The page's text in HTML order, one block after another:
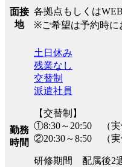
面接
地
各拠点もしくは
※ご希望は予約時に
勤務
時間
土日休み
残業なし
交替制
派遣社員
【交替制】
①8:30～20:50 （実
②20:30～8:50 （実
研修期間 配属後2